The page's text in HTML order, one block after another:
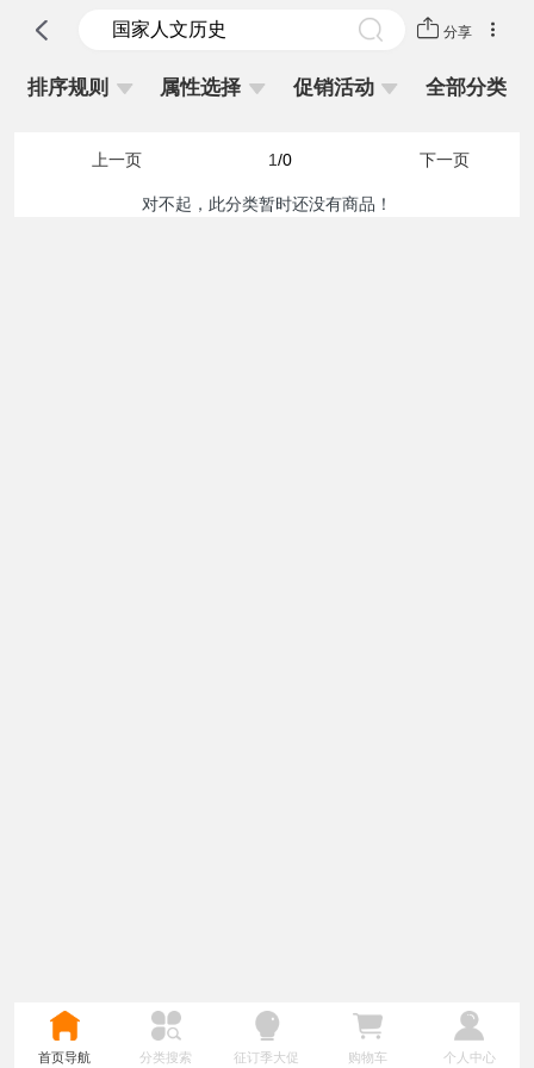
分享
排序规则 属性选择 促销活动 全部分类
上一页 1/0 下一页
对不起，此分类暂时还没有商品！
首页导航 分类搜索 征订季大促 购物车 个人中心